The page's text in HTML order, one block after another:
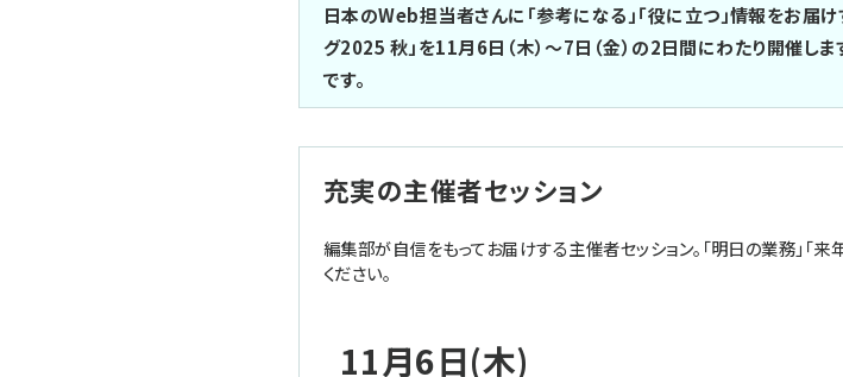
日本のWeb担当者さんに「参考になる」「役に立つ」情報をお届
グ2025 秋」を11月6日（木）～7日（金）の2日間にわたり開催しま
です。
充実の主催者セッション
編集部が自信をもってお届けする主催者セッション。「明日の業務」「
ください。
11月6日(木)